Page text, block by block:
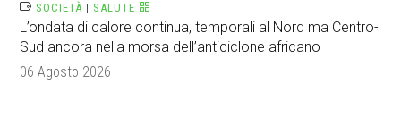
SOCIETÀ | SALUTE
L’ondata di calore continua, temporali al Nord ma Centro-
Sud ancora nella morsa dell’anticiclone africano
06 Agosto 2026